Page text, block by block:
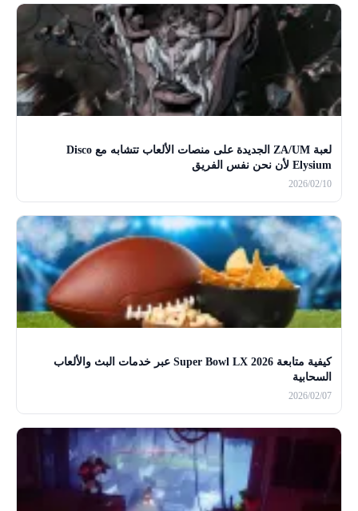
لعبة ZA/UM الجديدة على منصات الألعاب تتشابه مع Disco
Elysium لأن نحن نفس الفريق
2026/02/10
كيفية متابعة Super Bowl LX 2026 عبر خدمات البث والألعاب
السحابية
2026/02/07